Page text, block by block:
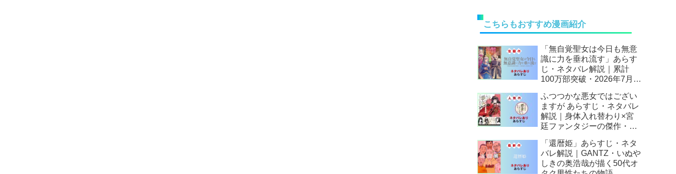
こちらもおすすめ漫画紹介
「無自覚聖女は今日も無意
識に力を垂れ流す」あらす
じ・ネタバレ解説｜累計
100万部突破・2026年7月ア
逆転人生
ふつつかな悪女ではござい
ますが あらすじ・ネタバレ
解説｜身体入れ替わり×宮
廷ファンタジーの傑作・
「還暦姫」あらすじ・ネタ
バレ解説｜GANTZ・いぬや
しきの奥浩哉が描く50代オ